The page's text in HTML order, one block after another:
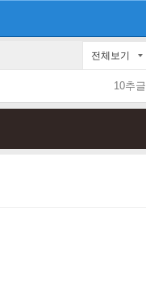
전체보기
10추글